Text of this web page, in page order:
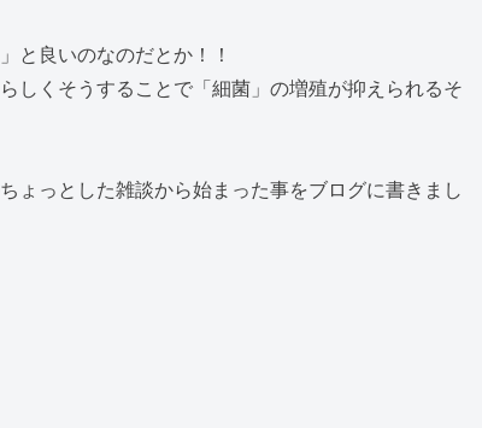
と良いのなのだとか！！
しくそうすることで「細菌」の増殖が抑えられるそ
ょっとした雑談から始まった事をブログに書きまし